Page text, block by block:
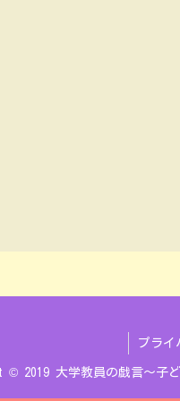
プライ
© 2019 大学教員の戯言～子